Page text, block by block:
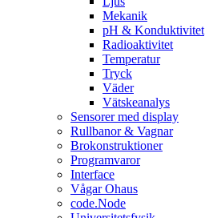
Mekanik
pH & Konduktivitet
Radioaktivitet
Temperatur
Tryck
Väder
Vätskeanalys
Sensorer med display
Rullbanor & Vagnar
Brokonstruktioner
Programvaror
Interface
Vågar Ohaus
code.Node